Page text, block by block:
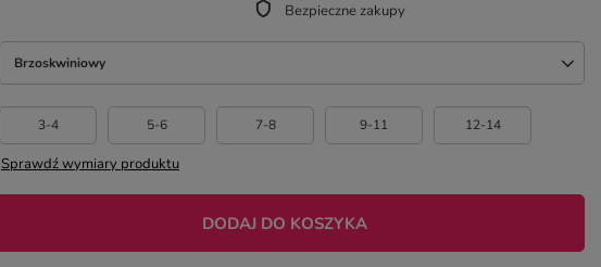
Brzoskwiniowy
3-4 5-6 7-8 9-11 12-14
Sprawdź wymiary produktu
DODAJ DO KOSZYKA
Bezpieczne zakupy